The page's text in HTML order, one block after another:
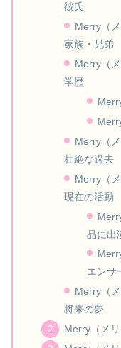
彼氏
Merry（
家族・兄弟
Merry（
学歴
Merry（
壮絶な過去
Merry（
現在の活動
品に出
エンサ
Merry（
将来の夢
Merry（メ